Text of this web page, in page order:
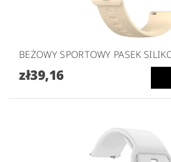
BEŻOWY SPORTOWY PASEK
zł39,16